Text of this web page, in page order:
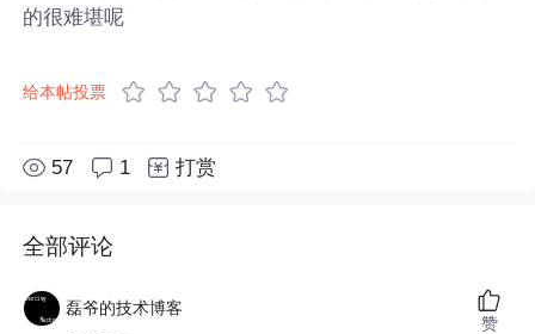
的很难堪呢
给本帖投票
57 1 打赏
全部评论
磊爷的技术博客
赞